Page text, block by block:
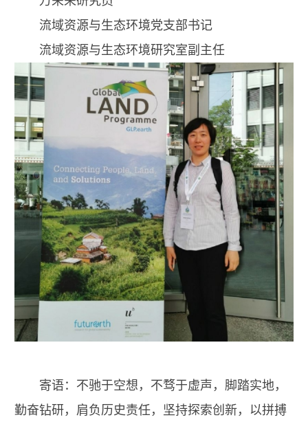
流域资源与生态环境党支部书记
流域资源与生态环境研究室副主任
寄语：不驰于空想，不骛于虚声，脚踏实地，
勤奋钻研，肩负历史责任，坚持探索创新，以拼搏